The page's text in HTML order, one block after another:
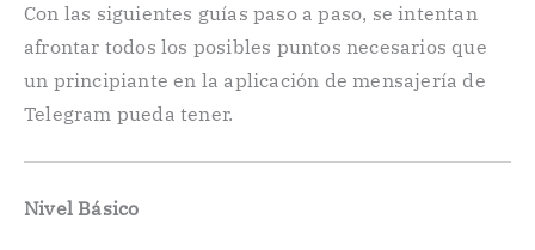
Con las siguientes guías paso a paso, se intentan
afrontar todos los posibles puntos necesarios que
un principiante en la aplicación de mensajería de
Telegram pueda tener.
Nivel Básico